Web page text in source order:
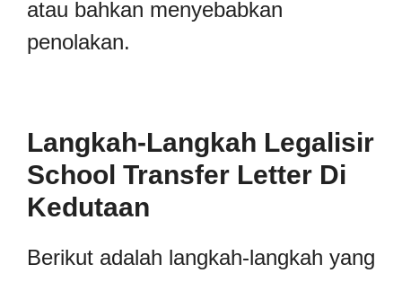
atau bahkan menyebabkan
penolakan.
Langkah-Langkah Legalisir
School Transfer Letter Di
Kedutaan
Berikut adalah langkah-langkah yang